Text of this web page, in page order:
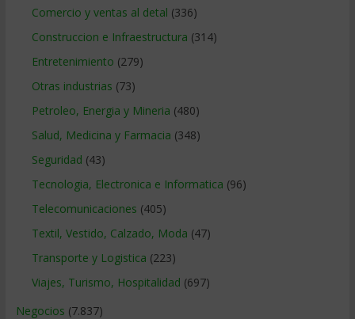
Comercio y ventas al detal (336)
Construccion e Infraestructura (314)
Entretenimiento (279)
Otras industrias (73)
Petroleo, Energia y Mineria (480)
Salud, Medicina y Farmacia (348)
Seguridad (43)
Tecnologia, Electronica e Informatica (96)
Telecomunicaciones (405)
Textil, Vestido, Calzado, Moda (47)
Transporte y Logistica (223)
Viajes, Turismo, Hospitalidad (697)
Negocios (7.837)